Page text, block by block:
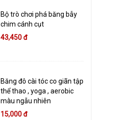
Bộ trò chơi phá băng bẫy
chim cánh cụt
43,450 đ
Băng đô cài tóc co giãn tập
thể thao , yoga , aerobic
màu ngẫu nhiên
15,000 đ